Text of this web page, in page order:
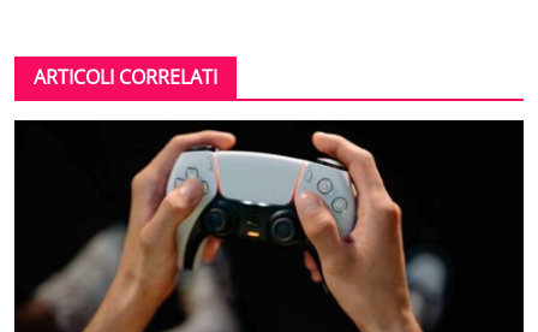
ARTICOLI CORRELATI